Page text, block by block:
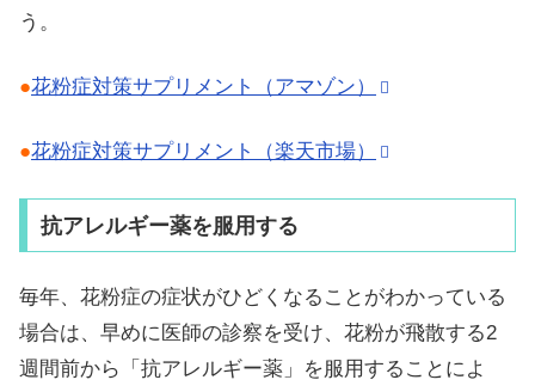
う。
●花粉症対策サプリメント（アマゾン）
●花粉症対策サプリメント（楽天市場）
抗アレルギー薬を服用する
毎年、花粉症の症状がひどくなることがわかっている
場合は、早めに医師の診察を受け、花粉が飛散する2
週間前から「抗アレルギー薬」を服用することによ